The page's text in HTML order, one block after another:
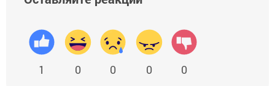
1 0 0 0 0